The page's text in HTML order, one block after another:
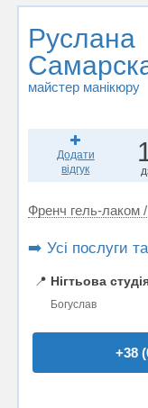
Руслана
майстер манікюру
Додати
відгук
Френч гель-лаком
➡️ Усі послуги
📍 Нігтьова
Богуслав
+38